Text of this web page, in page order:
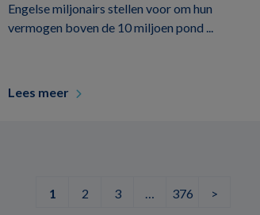
Engelse miljonairs stellen voor om hun
vermogen boven de 10 miljoen pond ...
Lees meer
1 2 3 … 376 >